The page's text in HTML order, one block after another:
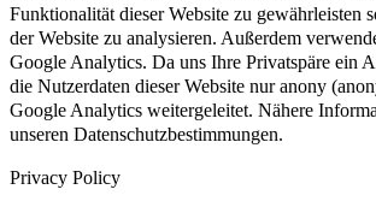
Funktionalität dieser Website zu gewährleisten
der Website zu analysieren. Außerdem
Google Analytics. Da uns Ihre Privatspäre ein
die Nutzerdaten dieser Website nur anony
Google Analytics weitergeleitet. Nähere
unseren Datenschutzbestimmungen.
Privacy Policy